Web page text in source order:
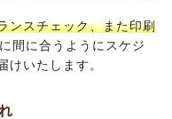
ンスチェック、また印刷
間に合うようにスケジ
けいたします。